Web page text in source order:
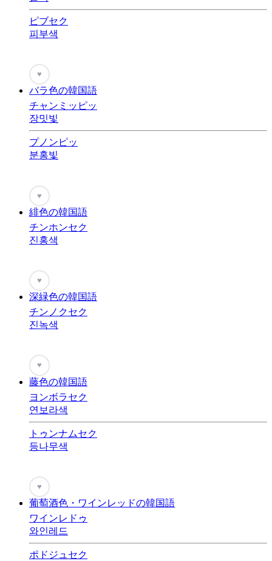
ピブセク
피부색
♥
バラ色の韓国語
チャンミッピッ
장밋빛
プノンピッ
분홍빛
♥
緋色の韓国語
チンホンセク
진홍색
♥
深緑色の韓国語
チンノクセク
진녹색
♥
藤色の韓国語
ヨンボラセク
연보라색
トゥンナムセク
등나무색
♥
葡萄酒色・ワインレッドの韓国語
ワインレドゥ
와인레드
ポドジュセク